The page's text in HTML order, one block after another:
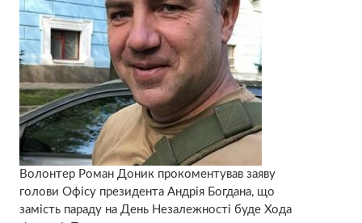
Волонтер Роман Доник прокоментував заяву
голови Офісу президента Андрія Богдана, що
замість параду на День Незалежності буде Хода